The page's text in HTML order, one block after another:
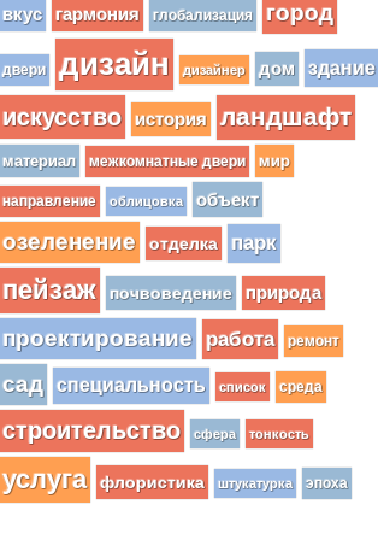
вкус гармония глобализация город
двери дизайн дизайнер дом здание
искусство история ландшафт
материал межкомнатные двери мир
направление облицовка объект
озеленение отделка парк
пейзаж почвоведение природа
проектирование работа ремонт
сад специальность список среда
строительство сфера тонкость
услуга флористика штукатурка эпоха